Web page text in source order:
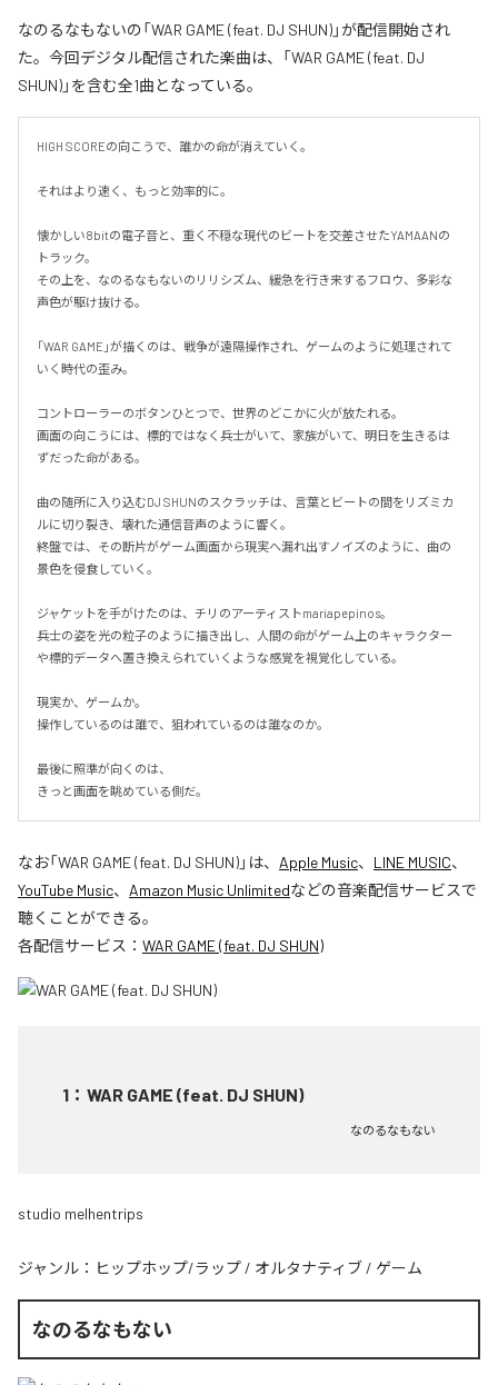
なのるなもないの「WAR GAME (feat. DJ SHUN)」が配信開始され
た。今回デジタル配信された楽曲は、「WAR GAME (feat. DJ
SHUN)」を含む全1曲となっている。
HIGH SCOREの向こうで、誰かの命が消えていく。
それはより速く、もっと効率的に。
懐かしい8bitの電子音と、重く不穏な現代のビートを交差させたYAMAANの
トラック。
その上を、なのるなもないのリリシズム、緩急を行き来するフロウ、多彩な
声色が駆け抜ける。
「WAR GAME」が描くのは、戦争が遠隔操作され、ゲームのように処理されて
いく時代の歪み。
コントローラーのボタンひとつで、世界のどこかに火が放たれる。
画面の向こうには、標的ではなく兵士がいて、家族がいて、明日を生きるは
ずだった命がある。
曲の随所に入り込むDJ SHUNのスクラッチは、言葉とビートの間をリズミカ
ルに切り裂き、壊れた通信音声のように響く。
終盤では、その断片がゲーム画面から現実へ漏れ出すノイズのように、曲の
景色を侵食していく。
ジャケットを手がけたのは、チリのアーティストmariapepinos。
兵士の姿を光の粒子のように描き出し、人間の命がゲーム上のキャラクター
や標的データへ置き換えられていくような感覚を視覚化している。
現実か、ゲームか。
操作しているのは誰で、狙われているのは誰なのか。
最後に照準が向くのは、
きっと画面を眺めている側だ。
なお「WAR GAME (feat. DJ SHUN)」は、 Apple Music、 LINE MUSIC、
YouTube Music、 Amazon Music Unlimitedなどの音楽配信サービスで
聴くことができる。
各配信サービス： WAR GAME (feat. DJ SHUN)
1 ： WAR GAME (feat. DJ SHUN)
なのるなもない
studio melhentrips
ジャンル： ヒップホップ/ラップ / オルタナティブ / ゲーム
なのるなもない